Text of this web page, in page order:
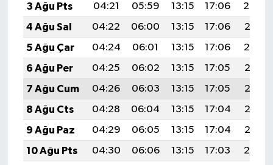
3 Ağu Pts
04:21 05:59 13:15 17:06
20:22
4 Ağu Sal
04:22 06:00 13:15 17:06
20:21
5 Ağu Çar
04:24 06:01 13:15 17:06
20:19
6 Ağu Per
04:25 06:02 13:15 17:05
20:18
7 Ağu Cum
04:26 06:03 13:15 17:05
20:17
8 Ağu Cts
04:28 06:04 13:15 17:04
20:16
9 Ağu Paz
04:29 06:05 13:15 17:04
20:15
10 Ağu Pts
04:30 06:06 13:15 17:03
20:14